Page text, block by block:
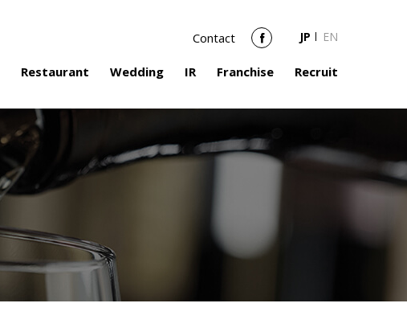
Restaurant Wedding IR Franchise Recruit
Contact Facebook
JP EN